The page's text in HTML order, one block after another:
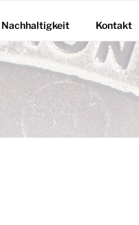
Nachhaltigkeit Kontakt